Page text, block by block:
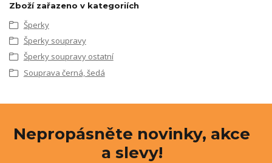
Zboží zařazeno v kategoriích
Šperky
Šperky soupravy
Šperky soupravy ostatní
Souprava černá, šedá
Nepropásněte novinky, akce
a slevy!